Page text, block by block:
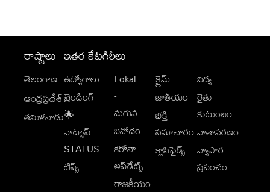
రాష్ట్రాలు
తెలంగాణ
ఆంధ్రప్రదేశ్
తమిళనాడు
ఇతర కేటగిరీలు
ఉద్యోగాలు
ట్రెండింగ్
🌟
వాట్సాప్
STATUS
టిప్స్
Lokal
-
మగువ
వినోదం
కరోనా
అప్‌డేట్స్
రాజకీయం
క్రైమ్
జాతీయం
భక్తి
సమాచారం
క్లాసిఫైడ్స్
విద్య
రైతు
కుటుంబం
వాతావరణం
వ్యాపార
ప్రపంచం